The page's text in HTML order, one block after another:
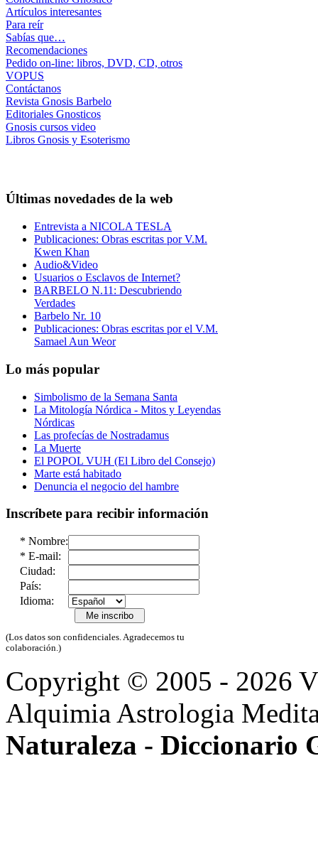
Artículos interesantes
Para reír
Sabías que…
Recomendaciones
Pedido on-line: libros, DVD, CD, otros
VOPUS
Contáctanos
Revista Gnosis Barbelo
Editoriales Gnosticos
Gnosis cursos video
Libros Gnosis y Esoterismo
Últimas novedades de la web
Entrevista a NICOLA TESLA
Publicaciones: Obras escritas por V.M.
Kwen Khan
Audio&Video
Usuarios o Esclavos de Internet?
BARBELO N.11: Descubriendo
Verdades
Barbelo Nr. 10
Publicaciones: Obras escritas por el V.M.
Samael Aun Weor
Lo más popular
Simbolismo de la Semana Santa
La Mitología Nórdica - Mitos y Leyendas
Nórdicas
Las profecías de Nostradamus
La Muerte
El POPOL VUH (El Libro del Consejo)
Marte está habitado
Denuncia el negocio del hambre
Inscríbete para recibir información
* Nombre:
* E-mail:
Ciudad:
País:
Idioma:
(Los datos son confidenciales. Agradecemos tu
colaboración.)
Copyright © 2005 - 2026
Alquimia Astrologia
Naturaleza - Diccionario